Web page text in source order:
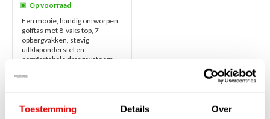
Toestemming Details Over
Op voorraad
Een mooie, handig ontworpen
golftas met 8-vaks top, 7
opbergvakken, stevig
uitklaponderstel en
comfortabele draagsysteem,
lees verder